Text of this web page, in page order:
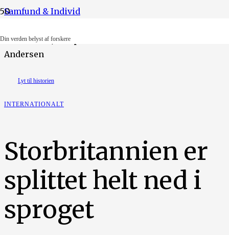
Din verden belyst af forskere
Samfund & Individ
Foto: Ritzau/Scanpix. Illustration: Gita Emilie Sitanala
Andersen
Lyt til historien
INTERNATIONALT
Storbritannien er
splittet helt ned i
sproget